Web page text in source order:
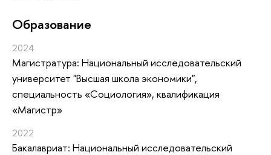
Oбразование
2024
Магистратура: Национальный исследовательский
университет "Высшая школа экономики",
специальность «Социология», квалификация
«Магистр»
2022
Бакалавриат: Национальный исследовательский